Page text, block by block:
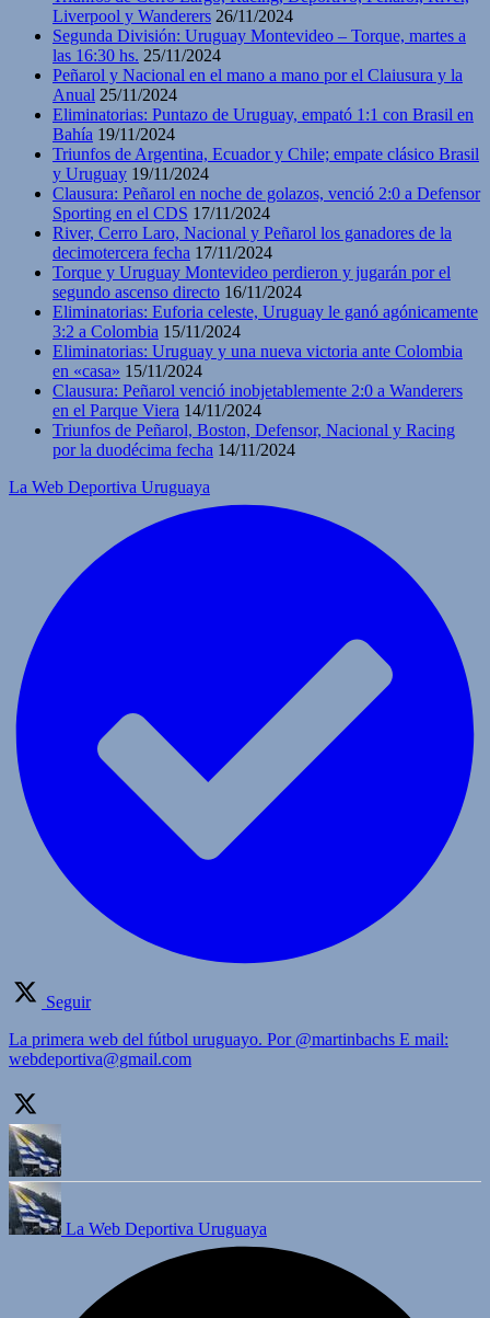
Liverpool y Wanderers 26/11/2024
Segunda División: Uruguay Montevideo – Torque, martes a
las 16:30 hs. 25/11/2024
Peñarol y Nacional en el mano a mano por el Claiusura y la
Anual 25/11/2024
Eliminatorias: Puntazo de Uruguay, empató 1:1 con Brasil en
Bahía 19/11/2024
Triunfos de Argentina, Ecuador y Chile; empate clásico Brasil
y Uruguay 19/11/2024
Clausura: Peñarol en noche de golazos, venció 2:0 a Defensor
Sporting en el CDS 17/11/2024
River, Cerro Laro, Nacional y Peñarol los ganadores de la
decimotercera fecha 17/11/2024
Torque y Uruguay Montevideo perdieron y jugarán por el
segundo ascenso directo 16/11/2024
Eliminatorias: Euforia celeste, Uruguay le ganó agónicamente
3:2 a Colombia 15/11/2024
Eliminatorias: Uruguay y una nueva victoria ante Colombia
en «casa» 15/11/2024
Clausura: Peñarol venció inobjetablemente 2:0 a Wanderers
en el Parque Viera 14/11/2024
Triunfos de Peñarol, Boston, Defensor, Nacional y Racing
por la duodécima fecha 14/11/2024
La Web Deportiva Uruguaya
Seguir
La primera web del fútbol uruguayo. Por @martinbachs E mail:
webdeportiva@gmail.com
La Web Deportiva Uruguaya